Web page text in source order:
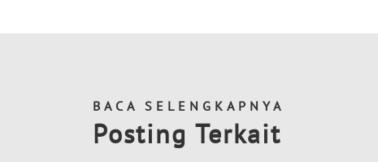
BACA SELENGKAPNYA
Posting Terkait